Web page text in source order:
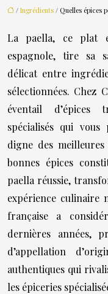
/ Ingrédients / Quelles épices
La paella, ce plat
espagnole, tire sa
délicat entre
sélectionnées. Chez
éventail d’épices
spécialisés qui
digne des
bonnes épices
paella réussie,
expérience culinaire
française a
dernières années,
d’appellation
authentiques qui
les épiceries